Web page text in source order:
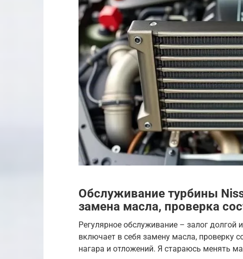
Обслуживание турбины
замена масла, проверка
Регулярное обслуживание – залог
включает в себя замену масла, проверку
нагара и отложений. Я стараюсь менять